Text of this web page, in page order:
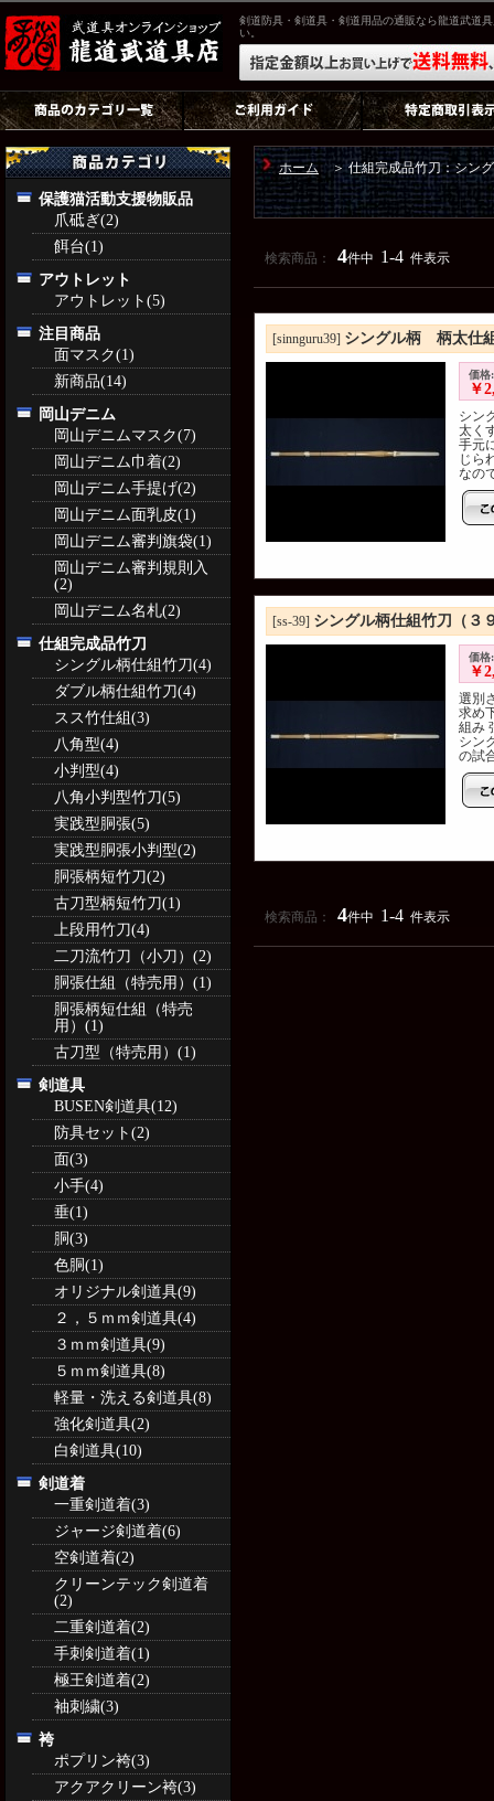
剣道防具・剣道具・剣道用品の通販なら龍道武道
い。
ホーム ＞ 仕組完成品竹刀：シン
検索商品： 4件中 1-4 件表示
[sinnguru39] シングル柄 柄太仕
価格:
￥
シン
太く
手元
じら
なの
[ss-39] シングル柄仕組竹刀（３
価格:
￥
選別
求め
組み
シン
の試
検索商品： 4件中 1-4 件表示
保護猫活動支援物販品
爪砥ぎ(2)
餌台(1)
アウトレット
アウトレット(5)
注目商品
面マスク(1)
新商品(14)
岡山デニム
岡山デニムマスク(7)
岡山デニム巾着(2)
岡山デニム手提げ(2)
岡山デニム面乳皮(1)
岡山デニム審判旗袋(1)
岡山デニム審判規則入
(2)
岡山デニム名札(2)
仕組完成品竹刀
シングル柄仕組竹刀(4)
ダブル柄仕組竹刀(4)
スス竹仕組(3)
八角型(4)
小判型(4)
八角小判型竹刀(5)
実践型胴張(5)
実践型胴張小判型(2)
胴張柄短竹刀(2)
古刀型柄短竹刀(1)
上段用竹刀(4)
二刀流竹刀（小刀）(2)
胴張仕組（特売用）(1)
胴張柄短仕組（特売
用）(1)
古刀型（特売用）(1)
剣道具
BUSEN剣道具(12)
防具セット(2)
面(3)
小手(4)
垂(1)
胴(3)
色胴(1)
オリジナル剣道具(9)
２，５ｍｍ剣道具(4)
３ｍｍ剣道具(9)
５ｍｍ剣道具(8)
軽量・洗える剣道具(8)
強化剣道具(2)
白剣道具(10)
剣道着
一重剣道着(3)
ジャージ剣道着(6)
空剣道着(2)
クリーンテック剣道着
(2)
二重剣道着(2)
手刺剣道着(1)
極王剣道着(2)
袖刺繍(3)
袴
ポプリン袴(3)
アクアクリーン袴(3)